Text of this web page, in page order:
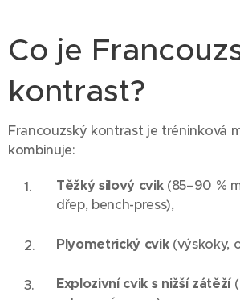
Co je
kontrast?
Francouzský kontrast je tréninková
kombinuje:
Těžký silový cvik(85–90 %
dřep, bench-press),
Plyometrický cvik(výskoky,
Explozivní cvik s nižší zátěží